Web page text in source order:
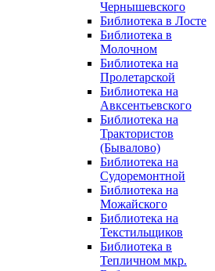
Чернышевского
Библиотека в Лосте
Библиотека в
Молочном
Библиотека на
Пролетарской
Библиотека на
Авксентьевского
Библиотека на
Трактористов
(Бывалово)
Библиотека на
Судоремонтной
Библиотека на
Можайского
Библиотека на
Текстильщиков
Библиотека в
Тепличном мкр.